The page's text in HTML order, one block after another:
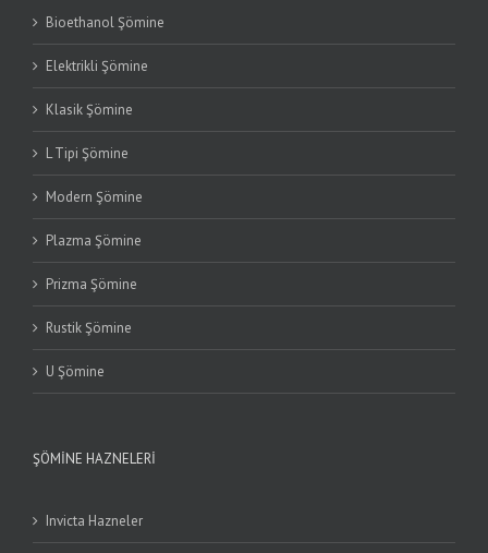
Bioethanol Şömine
Elektrikli Şömine
Klasik Şömine
L Tipi Şömine
Modern Şömine
Plazma Şömine
Prizma Şömine
Rustik Şömine
U Şömine
ŞÖMINE HAZNELERI
Invicta Hazneler